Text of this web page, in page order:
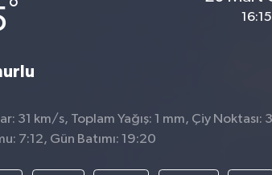
° 16:15
31 km/s, Toplam Yağış: 1 mm, Çiy Noktası:
7:12, Gün Batımı: 19:20